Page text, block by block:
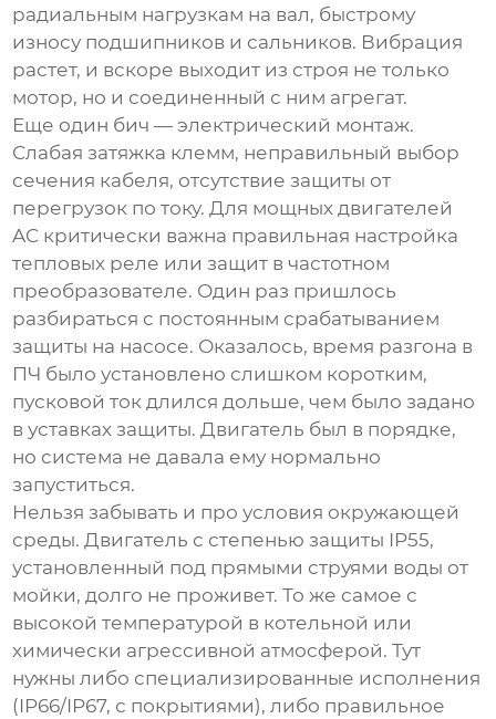
радиальным нагрузкам на вал, быстрому
износу подшипников и сальников. Вибрация
растет, и вскоре выходит из строя не только
мотор, но и соединенный с ним агрегат.
Еще один бич — электрический монтаж.
Слабая затяжка клемм, неправильный выбор
сечения кабеля, отсутствие защиты от
перегрузок по току. Для мощных двигателей
AC критически важна правильная настройка
тепловых реле или защит в частотном
преобразователе. Один раз пришлось
разбираться с постоянным срабатыванием
защиты на насосе. Оказалось, время разгона в
ПЧ было установлено слишком коротким,
пусковой ток длился дольше, чем было задано
в уставках защиты. Двигатель был в порядке,
но система не давала ему нормально
запуститься.
Нельзя забывать и про условия окружающей
среды. Двигатель с степенью защиты IP55,
установленный под прямыми струями воды от
мойки, долго не проживет. То же самое с
высокой температурой в котельной или
химически агрессивной атмосферой. Тут
нужны либо специализированные исполнения
(IP66/IP67, с покрытиями), либо правильное